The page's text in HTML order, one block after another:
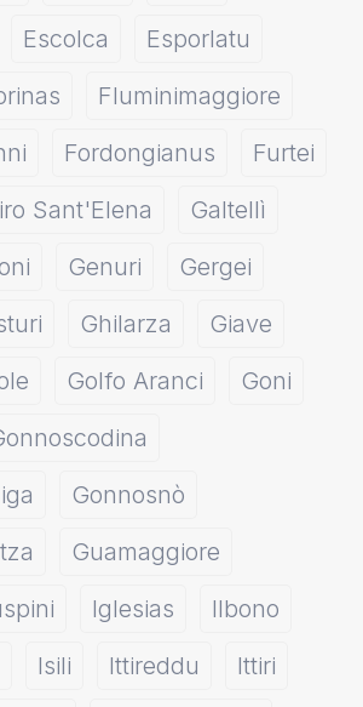
Escolca
Esporlatu
Fluminimaggiore
Fordongianus
Furtei
Sant'Elena
Galtellì
Genuri
Gergei
Ghilarza
Giave
Golfo Aranci
Goni
Gonnosnò
Guamaggiore
Iglesias
Ilbono
Isili Ittireddu
Ittiri